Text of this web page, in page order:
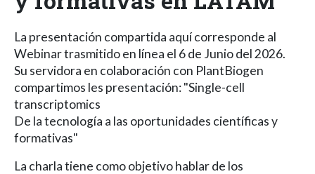
La presentación compartida aquí corresponde al
Webinar trasmitido en línea el 6 de Junio del 2026.
Su servidora en colaboración con PlantBiogen
compartimos les presentación: "Single-cell
transcriptomics
De la tecnología a las oportunidades científicas y
formativas"
La charla tiene como objetivo hablar de los